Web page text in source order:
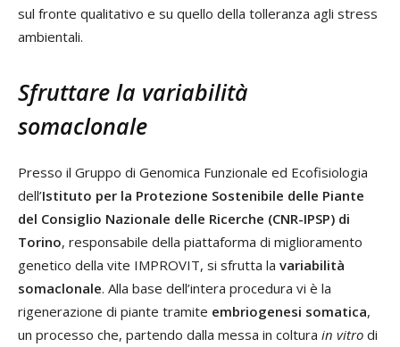
sul fronte qualitativo e su quello della tolleranza agli stress
ambientali.
Sfruttare la variabilità
somaclonale
Presso il Gruppo di Genomica Funzionale ed Ecofisiologia
dell’Istituto per la Protezione Sostenibile delle Piante
del Consiglio Nazionale delle Ricerche (CNR-IPSP) di
Torino, responsabile della piattaforma di miglioramento
genetico della vite IMPROVIT, si sfrutta la variabilità
somaclonale. Alla base dell’intera procedura vi è la
rigenerazione di piante tramite embriogenesi somatica,
un processo che, partendo dalla messa in coltura in vitro di